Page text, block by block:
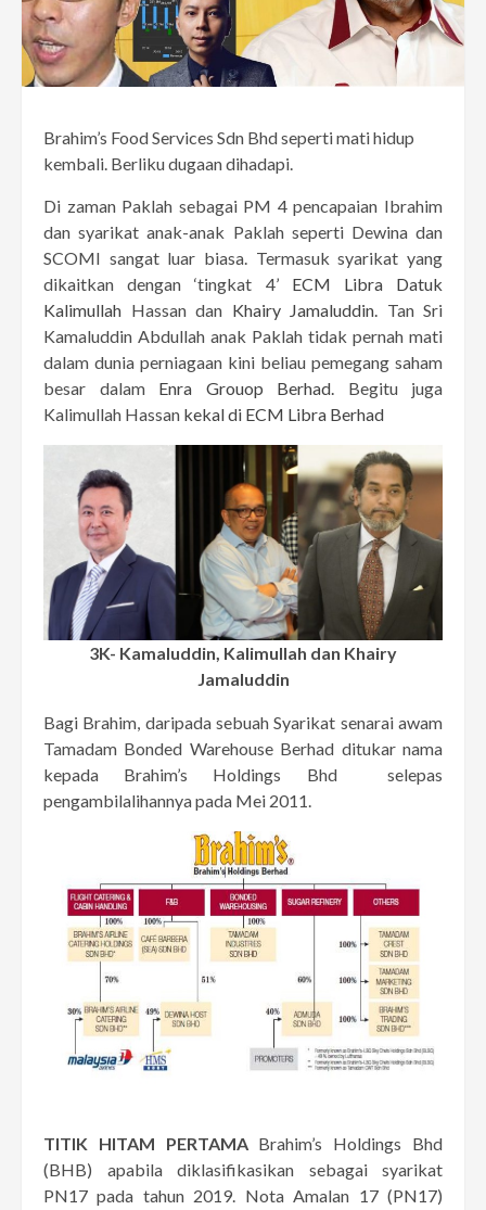
Brahim’s Food Services Sdn Bhd seperti mati hidup
kembali. Berliku dugaan dihadapi.
Di zaman Paklah sebagai PM 4 pencapaian Ibrahim
dan syarikat anak-anak Paklah seperti Dewina dan
SCOMI sangat luar biasa. Termasuk syarikat yang
dikaitkan dengan ‘tingkat 4’ ECM Libra Datuk
Kalimullah Hassan dan Khairy Jamaluddin. Tan Sri
Kamaluddin Abdullah anak Paklah tidak pernah mati
dalam dunia perniagaan kini beliau pemegang saham
besar dalam Enra Grouop Berhad. Begitu juga
Kalimullah Hassan kekal di ECM Libra Berhad
3K- Kamaluddin, Kalimullah dan Khairy
Jamaluddin
Bagi Brahim, daripada sebuah Syarikat senarai awam
Tamadam Bonded Warehouse Berhad ditukar nama
kepada Brahim’s Holdings Bhd selepas
pengambilalihannya pada Mei 2011.
TITIK HITAM PERTAMA Brahim’s Holdings Bhd
(BHB) apabila diklasifikasikan sebagai syarikat
PN17 pada tahun 2019. Nota Amalan 17 (PN17)